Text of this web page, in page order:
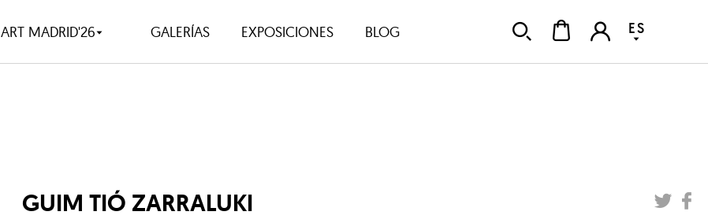
ART MADRID'26 GALERÍAS EXPOSICIONES BLOG ES
GUIM TIÓ ZARRALUKI